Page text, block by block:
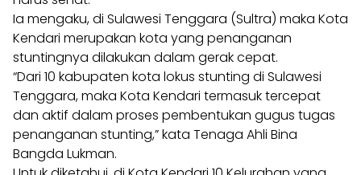
Ia mengaku, di Sulawesi Tenggara (Sultra) maka Kota
Kendari merupakan kota yang penanganan
stuntingnya dilakukan dalam gerak cepat.
“Dari 10 kabupaten kota lokus stunting di Sulawesi
Tenggara, maka Kota Kendari termasuk tercepat
dan aktif dalam proses pembentukan gugus tugas
penanganan stunting,” kata Tenaga Ahli Bina
Bangda Lukman.